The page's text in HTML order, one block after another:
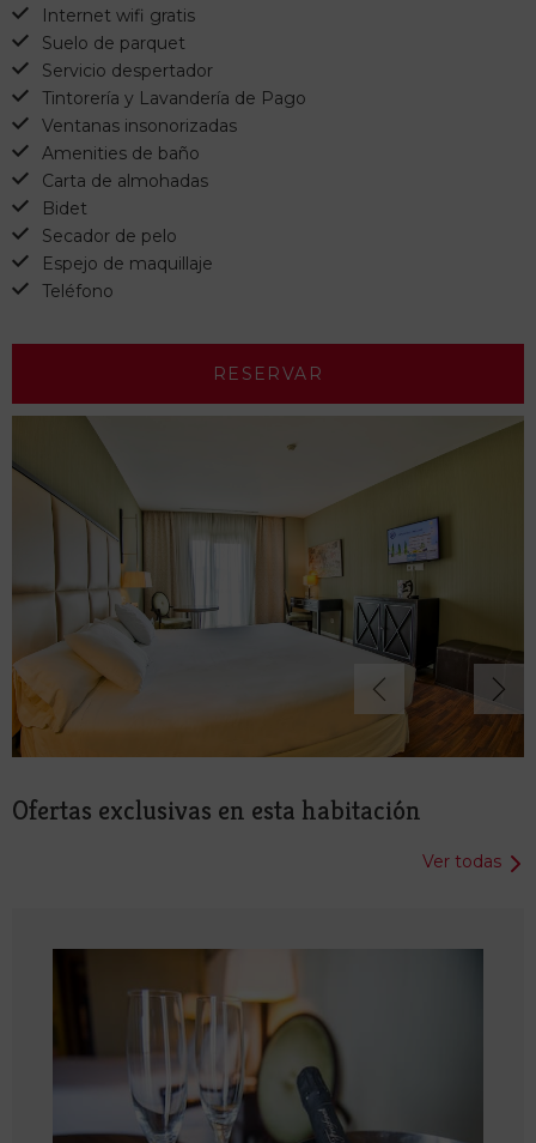
Internet wifi gratis
Suelo de parquet
Servicio despertador
Tintorería y Lavandería de Pago
Ventanas insonorizadas
Amenities de baño
Carta de almohadas
Bidet
Secador de pelo
Espejo de maquillaje
Teléfono
RESERVAR
Ofertas exclusivas en esta habitación
Ver todas